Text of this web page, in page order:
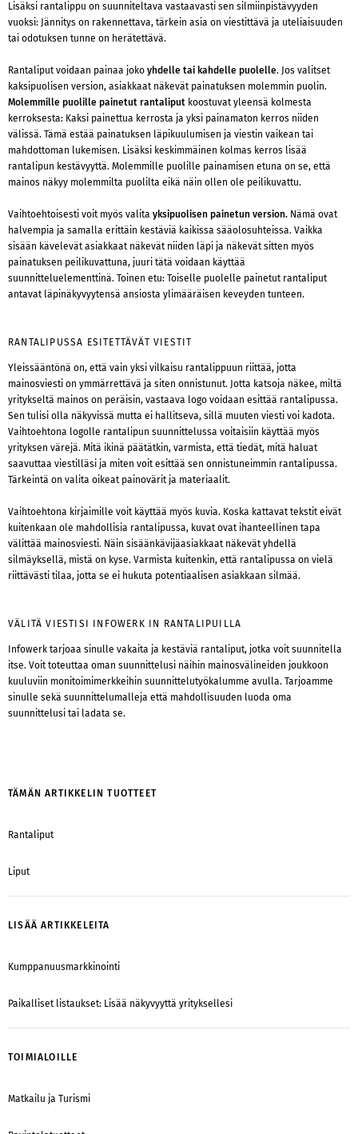
Lisäksi rantalippu on suunniteltava vastaavasti sen silmiinpistävyyden
vuoksi: Jännitys on rakennettava, tärkein asia on viestittävä ja uteliaisuuden
tai odotuksen tunne on herätettävä.
Rantaliput voidaan painaa joko yhdelle tai kahdelle puolelle. Jos valitset
kaksipuolisen version, asiakkaat näkevät painatuksen molemmin puolin.
Molemmille puolille painetut rantaliput koostuvat yleensä kolmesta
kerroksesta: Kaksi painettua kerrosta ja yksi painamaton kerros niiden
välissä. Tämä estää painatuksen läpikuulumisen ja viestin vaikean tai
mahdottoman lukemisen. Lisäksi keskimmäinen kolmas kerros lisää
rantalipun kestävyyttä. Molemmille puolille painamisen etuna on se, että
mainos näkyy molemmilta puolilta eikä näin ollen ole peilikuvattu.
Vaihtoehtoisesti voit myös valita yksipuolisen painetun version. Nämä ovat
halvempia ja samalla erittäin kestäviä kaikissa sääolosuhteissa. Vaikka
sisään kävelevät asiakkaat näkevät niiden läpi ja näkevät sitten myös
painatuksen peilikuvattuna, juuri tätä voidaan käyttää
suunnitteluelementtinä. Toinen etu: Toiselle puolelle painetut rantaliput
antavat läpinäkyvyytensä ansiosta ylimääräisen keveyden tunteen.
RANTALIPUSSA ESITETTÄVÄT VIESTIT
Yleissääntönä on, että vain yksi vilkaisu rantalippuun riittää, jotta
mainosviesti on ymmärrettävä ja siten onnistunut. Jotta katsoja näkee, miltä
yritykseltä mainos on peräisin, vastaava logo voidaan esittää rantalipussa.
Sen tulisi olla näkyvissä mutta ei hallitseva, sillä muuten viesti voi kadota.
Vaihtoehtona logolle rantalipun suunnittelussa voitaisiin käyttää myös
yrityksen värejä. Mitä ikinä päätätkin, varmista, että tiedät, mitä haluat
saavuttaa viestilläsi ja miten voit esittää sen onnistuneimmin rantalipussa.
Tärkeintä on valita oikeat painovärit ja materiaalit.
Vaihtoehtona kirjaimille voit käyttää myös kuvia. Koska kattavat tekstit eivät
kuitenkaan ole mahdollisia rantalipussa, kuvat ovat ihanteellinen tapa
välittää mainosviesti. Näin sisäänkävijäasiakkaat näkevät yhdellä
silmäyksellä, mistä on kyse. Varmista kuitenkin, että rantalipussa on vielä
riittävästi tilaa, jotta se ei hukuta potentiaalisen asiakkaan silmää.
VÄLITÄ VIESTISI INFOWERK IN RANTALIPUILLA
Infowerk tarjoaa sinulle vakaita ja kestäviä rantaliput, jotka voit suunnitella
itse. Voit toteuttaa oman suunnittelusi näihin mainosvälineiden joukkoon
kuuluviin monitoimimerkkeihin suunnittelutyökalumme avulla. Tarjoamme
sinulle sekä suunnittelumalleja että mahdollisuuden luoda oma
suunnittelusi tai ladata se.
TÄMÄN ARTIKKELIN TUOTTEET
Rantaliput
Liput
LISÄÄ ARTIKKELEITA
Kumppanuusmarkkinointi
Paikalliset listaukset: Lisää näkyvyyttä yrityksellesi
TOIMIALOILLE
Matkailu ja Turismi